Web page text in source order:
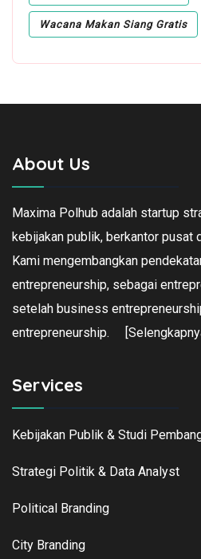
Wacana Makan Siang Gratis
About Us
Maxima Polhub adalah startup
kebijakan publik, berkantor pusat
Kami mengembangkan
entrepreneurship, sebagai
setelah business
entrepreneurship.
Services
Kebijakan Publik & Studi
Strategi Politik & Data Analyst
Political Branding
City Branding